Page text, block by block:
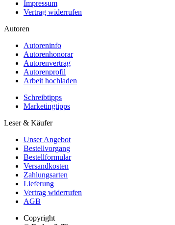
Impressum
Vertrag widerrufen
Autoren
Autoreninfo
Autorenhonorar
Autorenvertrag
Autorenprofil
Arbeit hochladen
Schreibtipps
Marketingtipps
Leser & Käufer
Unser Angebot
Bestellvorgang
Bestellformular
Versandkosten
Zahlungsarten
Lieferung
Vertrag widerrufen
AGB
Copyright